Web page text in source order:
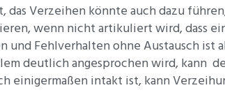
das Verzeihen könnte auch dazu
wenn nicht artikuliert wird, dass
und Fehlverhalten ohne Austausch
deutlich angesprochen wird, kann
einigermaßen intakt ist, kann